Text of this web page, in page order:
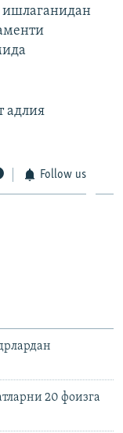
ишлаганидан
адлия
Follow us
20 фоизга